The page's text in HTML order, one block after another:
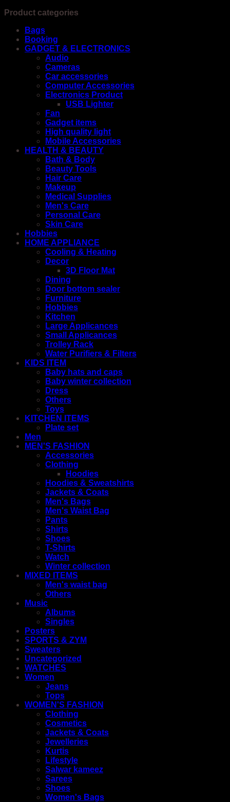
Product categories
Bags
Booking
GADGET & ELECTRONICS
Audio
Cameras
Car accessories
Computer Accessories
Electronics Product
USB Lighter
Fan
Gadget items
High quality light
Mobile Accessories
HEALTH & BEAUTY
Bath & Body
Beauty Tools
Hair Care
Makeup
Medical Supplies
Men's Care
Personal Care
Skin Care
Hobbies
HOME APPLIANCE
Cooling & Heating
Decor
3D Floor Mat
Dining
Door bottom sealer
Furniture
Hobbies
Kitchen
Large Applicances
Small Applicances
Trolley Rack
Water Purifiers & Filters
KIDS ITEM
Baby hats and caps
Baby winter collection
Dress
Others
Toys
KITCHEN ITEMS
Plate set
Men
MEN'S FASHION
Accessories
Clothing
Hoodies
Hoodies & Sweatshirts
Jackets & Coats
Men's Bags
Men's Waist Bag
Pants
Shirts
Shoes
T-Shirts
Watch
Winter collection
MIXED ITEMS
Men's waist bag
Others
Music
Albums
Singles
Posters
SPORTS & ZYM
Sweaters
Uncategorized
WATCHES
Women
Jeans
Tops
WOMEN'S FASHION
Clothing
Cosmetics
Jackets & Coats
Jewelleries
Kurtis
Lifestyle
Salwar kameez
Sarees
Shoes
Women's Bags